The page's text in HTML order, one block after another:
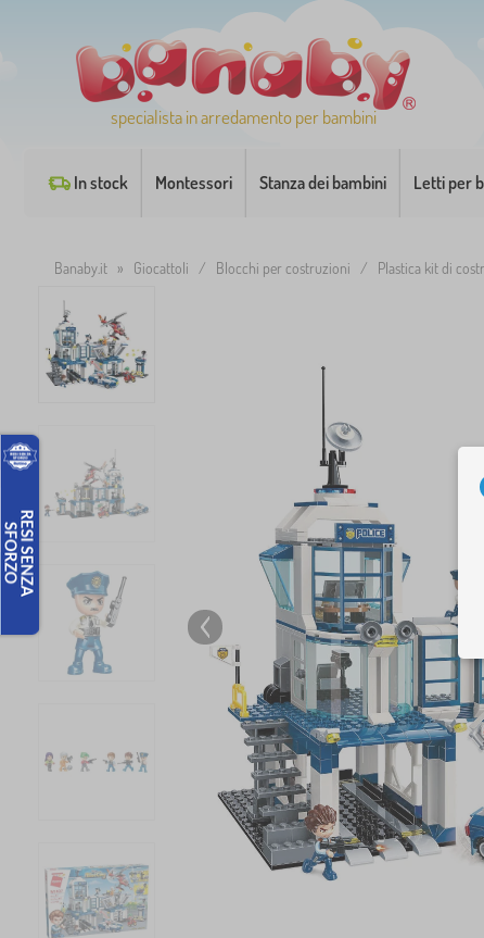
specialista in arredamento per bambini
In stock Montessori Stanza dei bambini Letti per
Banaby.it » Giocattoli / Blocchi per costruzioni / Plastica kit di